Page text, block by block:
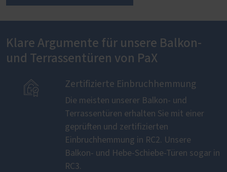
Klare Argumente für unsere Balkon-
und Terrassentüren von PaX
 Zertifizierte Einbruchhemmung
Die meisten unserer Balkon- und
Terrassentüren erhalten Sie mit einer
geprüften und zertifizierten
Einbruchhemmung in RC2. Unsere
Balkon- und Hebe-Schiebe-Türen sogar in
RC3.